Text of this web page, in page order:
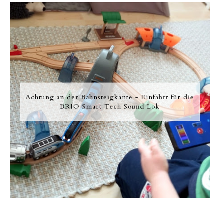
Achtung an der Bahnsteigkante - Einfahrt für die
BRIO Smart Tech Sound Lok